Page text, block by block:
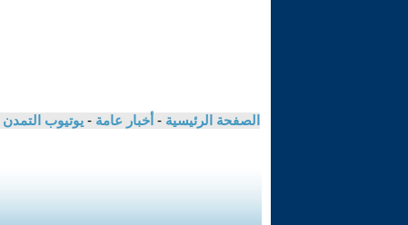
الصفحة الرئيسية - أخبار عامة - يوتيوب التمدن